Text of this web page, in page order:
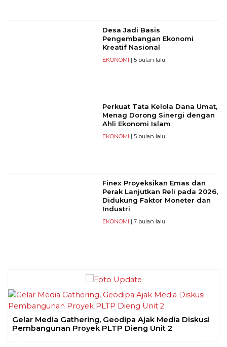
Desa Jadi Basis
Pengembangan Ekonomi
Kreatif Nasional
EKONOMI | 5 bulan lalu
Perkuat Tata Kelola Dana Umat,
Menag Dorong Sinergi dengan
Ahli Ekonomi Islam
EKONOMI | 5 bulan lalu
Finex Proyeksikan Emas dan
Perak Lanjutkan Reli pada 2026,
Didukung Faktor Moneter dan
Industri
EKONOMI | 7 bulan lalu
Gelar Media Gathering, Geodipa Ajak Media Diskusi
Pembangunan Proyek PLTP Dieng Unit 2